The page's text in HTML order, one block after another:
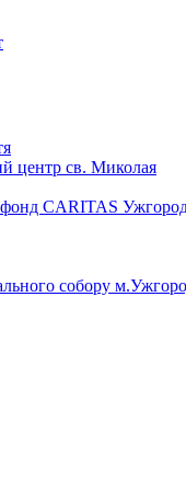
центр св. Миколая
фонд CARITAS
собору